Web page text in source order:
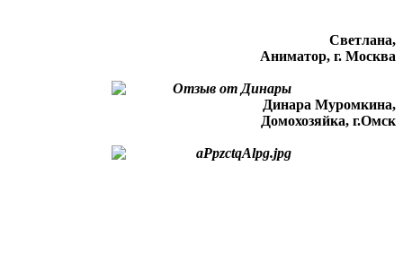
Светлана,
Аниматор, г. Москва
Динара Муромкина,
Домохозяйка, г.Омск